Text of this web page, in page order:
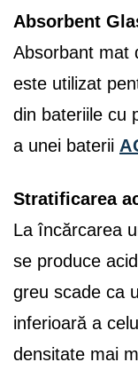
Absorbent
Absorbant mat
este utilizat
din bateriile cu
a unei baterii
Stratificarea
La încărcarea
se produce
greu scade ca
inferioară a
densitate mai